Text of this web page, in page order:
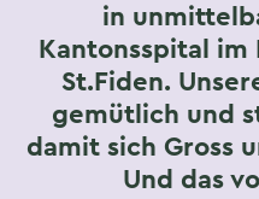
in
Kantonsspital
St.Fiden.
gemütlich und
damit sich Gross
Und das